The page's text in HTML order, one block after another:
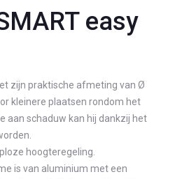
easy
zijn praktische afmeting van Ø
kleinere plaatsen rondom het
aan schaduw kan hij dankzij het
hoogteregeling.
is van aluminium met een